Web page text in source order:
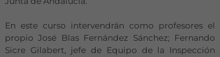
En este curso intervendrán como profesores el
propio José Blas Fernández Sánchez; Fernando
Sicre Gilabert, jefe de Equipo de la Inspección